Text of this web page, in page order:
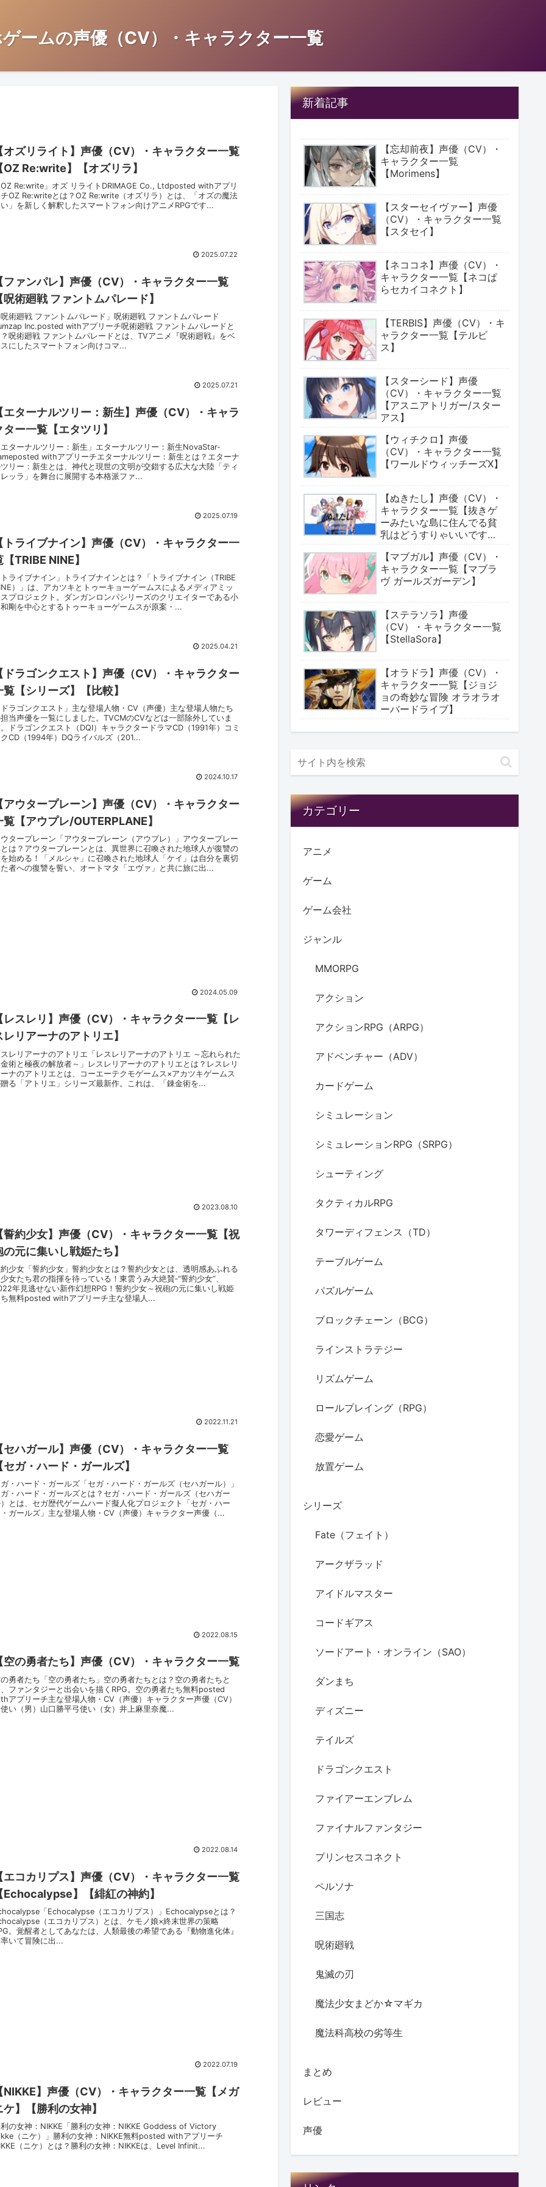
ームの声優（CV）・キャラクター一覧
オズリライト】声優（CV）・キャラクター一覧
OZ Re:write】【オズリラ】
Re:write」オズ リライトDRIMAGE Co., Ltdposted withアプリ
OZ Re:writeとは？OZ Re:write（オズリラ）とは、「オズの魔法
」を新しく解釈したスマートフォン向けアニメRPGです...
2025.07.22
ファンパレ】声優（CV）・キャラクター一覧
呪術廻戦 ファントムパレード】
術廻戦 ファントムパレード」呪術廻戦 ファントムパレード
Inc.posted withアプリーチ呪術廻戦 ファントムパレードと
呪術廻戦 ファントムパレードとは、TVアニメ『呪術廻戦』をベ
にしたスマートフォン向けコマ...
2025.07.21
エターナルツリー：新生】声優（CV）・キャラ
ター一覧【エタツリ】
ターナルツリー：新生」エターナルツリー：新生NovaStar-
withアプリーチエターナルツリー：新生とは？エターナ
リー：新生とは、神代と現世の文明が交錯する広大な大陸「ティ
ッラ」を舞台に展開する本格派ファ...
2025.07.19
トライブナイン】声優（CV）・キャラクター一
【TRIBE NINE】
ライブナイン」トライブナインとは？「トライブナイン（TRIBE
）」は、アカツキとトゥーキョーゲームスによるメディアミッ
プロジェクト。ダンガンロンパシリーズのクリエイターである小
剛を中心とするトゥーキョーゲームスが原案・...
2025.04.21
ドラゴンクエスト】声優（CV）・キャラクター
覧【シリーズ】【比較】
ラゴンクエスト」主な登場人物・CV（声優）主な登場人物たち
当声優を一覧にしました。TVCMのCVなどは一部除外していま
ドラゴンクエスト（DQⅠ）キャラクタードラマCD（1991年）コミ
CD（1994年）DQライバルズ（201...
2024.10.17
アウタープレーン】声優（CV）・キャラクター
覧【アウプレ/OUTERPLANE】
タープレーン「アウタープレーン（アウプレ）」アウタープレー
は？アウタープレーンとは、異世界に召喚された地球人が復讐の
始める！「メルシャ」に召喚された地球人「ケイ」は自分を裏切
者への復讐を誓い、オートマタ「エヴァ」と共に旅に出...
2024.05.09
レスレリ】声優（CV）・キャラクター一覧【レ
レリアーナのアトリエ】
レリアーナのアトリエ「レスレリアーナのアトリエ ～忘れられた
術と極夜の解放者～」レスレリアーナのアトリエとは？レスレリ
ナのアトリエとは、コーエーテクモゲームス×アカツキゲームス
る「アトリエ」シリーズ最新作。これは、「錬金術を...
2023.08.10
誓約少女】声優（CV）・キャラクター一覧【祝
の元に集いし戦姫たち】
少女「誓約少女」誓約少女とは？誓約少女とは、透明感あふれる
女たち君の指揮を待っている！東雲うみ大絶賛‐“誓約少女”、
年見逃せない新作幻想RPG！誓約少女～祝砲の元に集いし戦姫
無料posted withアプリーチ主な登場人...
2022.11.21
セハガール】声優（CV）・キャラクター一覧
セガ・ハード・ガールズ】
・ハード・ガールズ「セガ・ハード・ガールズ（セハガール）」
・ハード・ガールズとは？セガ・ハード・ガールズ（セハガー
とは、セガ歴代ゲームハード擬人化プロジェクト「セガ・ハー
ガールズ」主な登場人物・CV（声優）キャラクター声優（...
2022.08.15
空の勇者たち】声優（CV）・キャラクター一覧
勇者たち「空の勇者たち」空の勇者たちとは？空の勇者たちと
ファンタジーと出会いを描くRPG。空の勇者たち無料posted
アプリーチ主な登場人物・CV（声優）キャラクター声優（CV）
い（男）山口勝平弓使い（女）井上麻里奈魔...
2022.08.14
エコカリプス】声優（CV）・キャラクター一覧
Echocalypse】【緋紅の神約】
「Echocalypse（エコカリプス）」Echocalypseとは？
（エコカリプス）とは、ケモノ娘×終末世界の策略
。覚醒者としてあなたは、人類最後の希望である『動物進化体』
いて冒険に出...
2022.07.19
NIKKE】声優（CV）・キャラクター一覧【メガ
ケ】【勝利の女神】
の女神：NIKKE「勝利の女神：NIKKE Goddess of Victory
（ニケ）」勝利の女神：NIKKE無料posted withアプリーチ
（ニケ）とは？勝利の女神：NIKKEは、Level Infinit...
新着記事
【忘却前夜】声優（CV）・
キャラクター一覧
【Morimens】
【スターセイヴァー】声優
（CV）・キャラクター一覧
【スタセイ】
【ネココネ】声優（CV）・
キャラクター一覧【ネコぱ
らセカイコネクト】
【TERBIS】声優（CV）・キ
ャラクター一覧【テルビ
ス】
【スターシード】声優
（CV）・キャラクター一覧
【アスニアトリガー/スター
アス】
【ウィチクロ】声優
（CV）・キャラクター一覧
【ワールドウィッチーズX】
【ぬきたし】声優（CV）・
キャラクター一覧【抜きゲ
ーみたいな島に住んでる貧
乳はどうすりゃいいです
【マブガル】声優（CV）・
キャラクター一覧【マブラ
ヴ ガールズガーデン】
【ステラソラ】声優
（CV）・キャラクター一覧
【StellaSora】
【オラドラ】声優（CV）・
キャラクター一覧【ジョジ
ョの奇妙な冒険 オラオラオ
ーバードライブ】
カテゴリー
アニメ
ゲーム
ゲーム会社
ジャンル
MMORPG
アクション
アクションRPG（ARPG）
アドベンチャー（ADV）
カードゲーム
シミュレーション
シミュレーションRPG（SRPG）
シューティング
タクティカルRPG
タワーディフェンス（TD）
テーブルゲーム
パズルゲーム
ブロックチェーン（BCG）
ラインストラテジー
リズムゲーム
ロールプレイング（RPG）
恋愛ゲーム
放置ゲーム
シリーズ
Fate（フェイト）
アークザラッド
アイドルマスター
コードギアス
ソードアート・オンライン（SAO）
ダンまち
ディズニー
テイルズ
ドラゴンクエスト
ファイアーエンブレム
ファイナルファンタジー
プリンセスコネクト
ペルソナ
三国志
呪術廻戦
鬼滅の刃
魔法少女まどか☆マギカ
魔法科高校の劣等生
まとめ
レビュー
声優